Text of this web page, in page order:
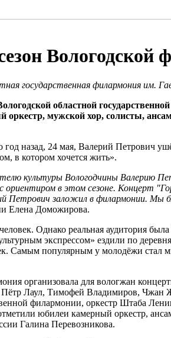
Вологодской
государственная филармония им.
областной
оркестр, мужской хор, солисты,
год назад, 24 мая, Валерий Петрович
в котором хочется жить».
культуры Вологодчины Валерию
ориентиром в этом сезоне. Концерт
Петрович заложил в филармонии. Мы
Елена Доможирова.
Однако реальная аудитория
экспрессом» ездили по
Самым популярным у молодёжи стал
организовала для вологжан
Пётр Лаул, Тимофей Владимиров,
филармонии, оркестр Штаба
юбилеи камерный оркестр,
Галина Перевозникова.